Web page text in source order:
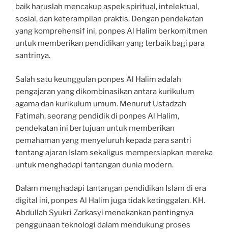
baik haruslah mencakup aspek spiritual, intelektual,
sosial, dan keterampilan praktis. Dengan pendekatan
yang komprehensif ini, ponpes Al Halim berkomitmen
untuk memberikan pendidikan yang terbaik bagi para
santrinya.
Salah satu keunggulan ponpes Al Halim adalah
pengajaran yang dikombinasikan antara kurikulum
agama dan kurikulum umum. Menurut Ustadzah
Fatimah, seorang pendidik di ponpes Al Halim,
pendekatan ini bertujuan untuk memberikan
pemahaman yang menyeluruh kepada para santri
tentang ajaran Islam sekaligus mempersiapkan mereka
untuk menghadapi tantangan dunia modern.
Dalam menghadapi tantangan pendidikan Islam di era
digital ini, ponpes Al Halim juga tidak ketinggalan. KH.
Abdullah Syukri Zarkasyi menekankan pentingnya
penggunaan teknologi dalam mendukung proses